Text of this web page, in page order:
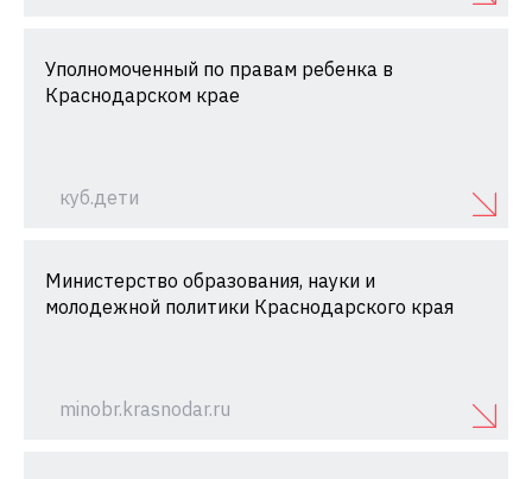
Уполномоченный по правам ребенка в
Краснодарском крае
куб.дети
Министерство образования, науки и
молодежной политики Краснодарского края
minobr.krasnodar.ru